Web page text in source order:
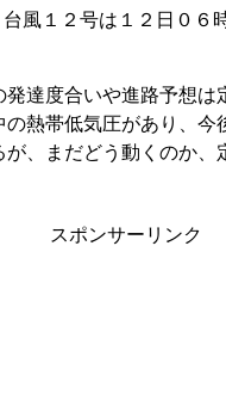
風１２号は１２日０６
達度合いや進路予想は
熱帯低気圧があり、今
、まだどう動くのか、
スポンサーリンク